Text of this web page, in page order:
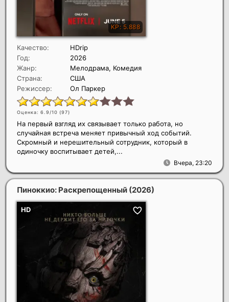
Качество:
HDrip
Год:
2026
Жанр:
Мелодрама, Комедия
Страна:
США
Режиссер:
Ол Паркер
Оценка: 6.9/10 (97)
Вчера, 23:20
На первый взгляд их связывает только работа, но
случайная встреча меняет привычный ход событий.
Скромный и нерешительный сотрудник, который в
одиночку воспитывает детей,...
Пиноккио: Раскрепощенный (2026)